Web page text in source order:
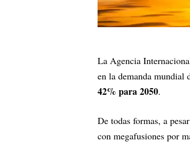
La Agencia
en la demanda mundial
42% para 2050.
De todas formas, a
con megafusiones por